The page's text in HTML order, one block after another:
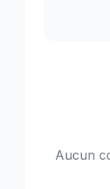
Aucun